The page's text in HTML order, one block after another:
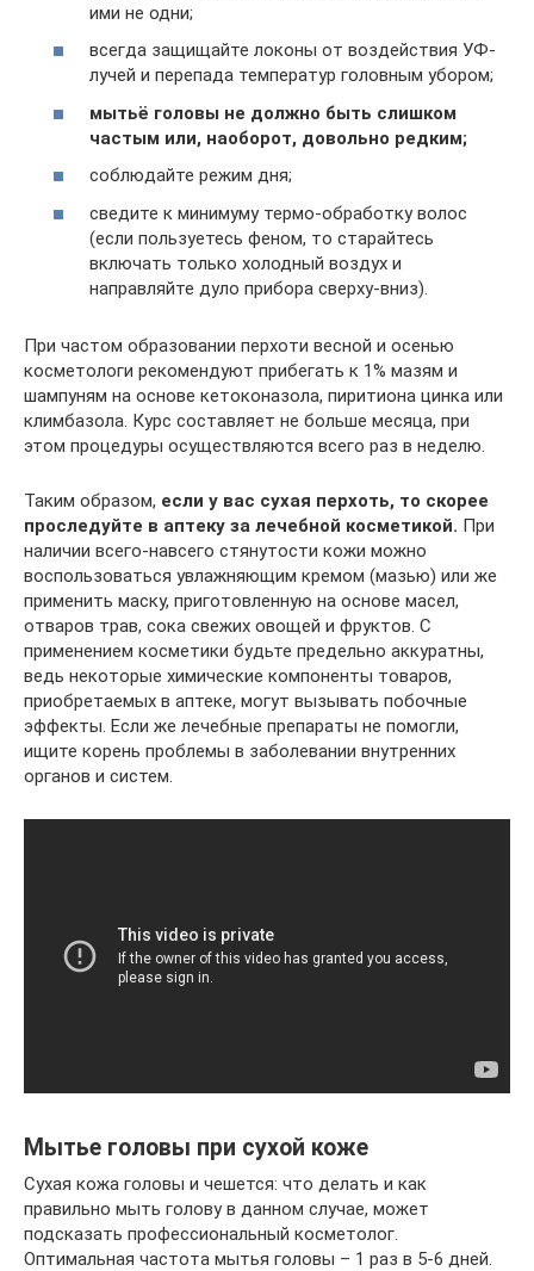
ими не одни;
всегда защищайте локоны от воздействия УФ-
лучей и перепада температур головным убором;
мытьё головы не должно быть слишком
частым или, наоборот, довольно редким;
соблюдайте режим дня;
сведите к минимуму термо-обработку волос
(если пользуетесь феном, то старайтесь
включать только холодный воздух и
направляйте дуло прибора сверху-вниз).
При частом образовании перхоти весной и осенью
косметологи рекомендуют прибегать к 1% мазям и
шампуням на основе кетоконазола, пиритиона цинка или
климбазола. Курс составляет не больше месяца, при
этом процедуры осуществляются всего раз в неделю.
Таким образом, если у вас сухая перхоть, то скорее
проследуйте в аптеку за лечебной косметикой. При
наличии всего-навсего стянутости кожи можно
воспользоваться увлажняющим кремом (мазью) или же
применить маску, приготовленную на основе масел,
отваров трав, сока свежих овощей и фруктов. С
применением косметики будьте предельно аккуратны,
ведь некоторые химические компоненты товаров,
приобретаемых в аптеке, могут вызывать побочные
эффекты. Если же лечебные препараты не помогли,
ищите корень проблемы в заболевании внутренних
органов и систем.
Мытье головы при сухой коже
Сухая кожа головы и чешется: что делать и как
правильно мыть голову в данном случае, может
подсказать профессиональный косметолог.
Оптимальная частота мытья головы – 1 раз в 5-6 дней.